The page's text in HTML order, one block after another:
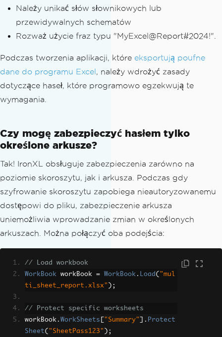
Należy unikać słów słownikowych lub
przewidywalnych schematów
Rozważ użycie fraz typu "MyExcel@Report#2024!".
Podczas tworzenia aplikacji, które eksportują poufne
dane do programu Excel, należy wdrożyć zasady
dotyczące haseł, które programowo egzekwują te
wymagania.
Czy mogę zabezpieczyć hasłem tylko
określone arkusze?
Tak! IronXL obsługuje zabezpieczenia zarówno na
poziomie skoroszytu, jak i arkusza. Podczas gdy
szyfrowanie skoroszytu zapobiega nieautoryzowanemu
dostępowi do pliku, zabezpieczenie arkusza
uniemożliwia wprowadzanie zmian w określonych
arkuszach. Można połączyć oba podejścia:
// Load workbook
WorkBook workBook = WorkBook . Load ( "mul
ti_sheet_report.xlsx" );
// Protect specific worksheets
workBook . WorkSheets "Summary" ]. Protect
Sheet( "SheetPass123" );